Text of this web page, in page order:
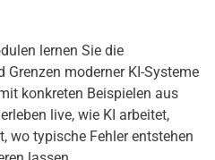
lernen Sie die
moderner KI-Systeme
konkreten Beispielen aus
live, wie KI arbeitet,
wo typische Fehler entstehen